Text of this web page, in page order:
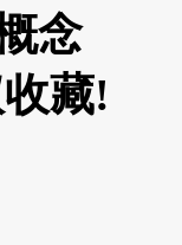
念
藏!